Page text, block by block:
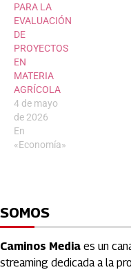
PARA LA
EVALUACIÓN
DE
PROYECTOS
EN
MATERIA
AGRÍCOLA
4 de mayo
de 2026
En
«Economía»
SOMOS
Caminos Media es un
streaming dedicada a la